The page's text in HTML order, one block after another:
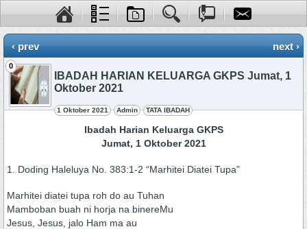
‹ prev next ›
0
IBADAH HARIAN KELUARGA GKPS Jumat, 1
Oktober 2021
1 Oktober 2021 Admin TATA IBADAH
Ibadah Harian Keluarga GKPS
Jumat, 1 Oktober 2021
1. Doding Haleluya No. 383:1-2 “Marhitei Diatei Tupa”
Marhitei diatei tupa roh do au Tuhan
Mamboban buah ni horja na binereMu
Jesus, Jesus, jalo Ham ma au